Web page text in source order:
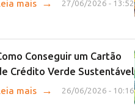
27/06/2026 - 13:52
mais →
Conseguir um Cartão
Crédito Verde Sustentável
26/06/2026 - 10:16
mais →